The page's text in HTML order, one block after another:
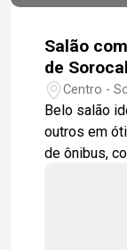
Salão
de
Centro -
Belo salão
outros em
de ônibus,
acústica
aberta com